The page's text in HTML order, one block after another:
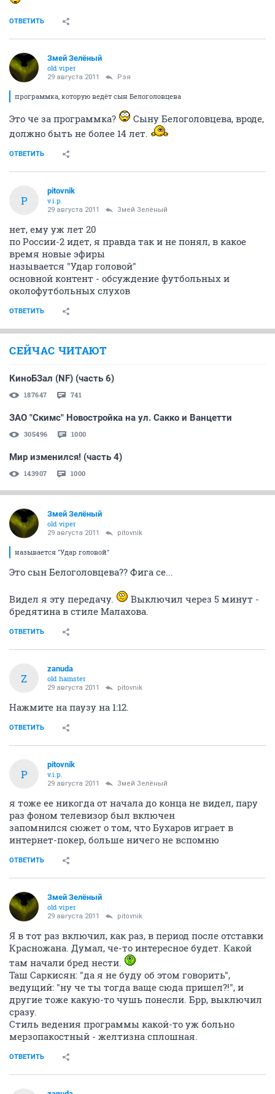
ОТВЕТИТЬ
Змей Зелёный
old viper
29 августа 2011 Рэя
программка, которую ведёт сын Белоголовцева
Это че за программка?
Сыну Белоголовцева, вроде,
должно быть не более 14 лет.
ОТВЕТИТЬ
P
pitovnik
v.i.p.
29 августа 2011 Змей Зелёный
нет, ему уж лет 20
по России-2 идет, я правда так и не понял, в какое
время новые эфиры
называется "Удар головой"
основной контент - обсуждение футбольных и
околофутбольных слухов
ОТВЕТИТЬ
СЕЙЧАС ЧИТАЮТ
КиноБЗал (NF) (часть 6)
187647 741
ЗАО "Скимс" Новостройка на ул. Сакко и Ванцетти
305496 1000
Мир изменился! (часть 4)
143907 1000
Змей Зелёный
old viper
29 августа 2011 pitovnik
называется "Удар головой"
Это сын Белоголовцева?? Фига се...
Видел я эту передачу.
Выключил через 5 минут -
бредятина в стиле Малахова.
ОТВЕТИТЬ
Z
zanuda
old hamster
29 августа 2011 pitovnik
Нажмите на паузу на 1:12.
ОТВЕТИТЬ
P
pitovnik
v.i.p.
29 августа 2011 Змей Зелёный
я тоже ее никогда от начала до конца не видел, пару
раз фоном телевизор был включен
запомнился сюжет о том, что Бухаров играет в
интернет-покер, больше ничего не вспомню
ОТВЕТИТЬ
Змей Зелёный
old viper
29 августа 2011 pitovnik
Я в тот раз включил, как раз, в период после отставки
Красножана. Думал, че-то интересное будет. Какой
там начали бред нести.
Таш Саркисян: "да я не буду об этом говорить",
ведущий: "ну че ты тогда ваще сюда пришел?!", и
другие тоже какую-то чушь понесли. Брр, выключил
сразу.
Стиль ведения программы какой-то уж больно
мерзопакостный - желтизна сплошная.
ОТВЕТИТЬ